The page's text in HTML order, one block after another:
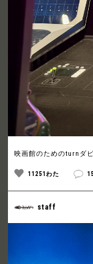
映画館のためのturnダ
11251わた
staff